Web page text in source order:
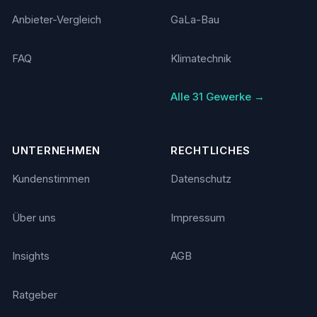
Anbieter-Vergleich
FAQ
GaLa-Bau
Klimatechnik
Alle 31 Gewerke →
UNTERNEHMEN
Kundenstimmen
Über uns
Insights
Ratgeber
RECHTLICHES
Datenschutz
Impressum
AGB